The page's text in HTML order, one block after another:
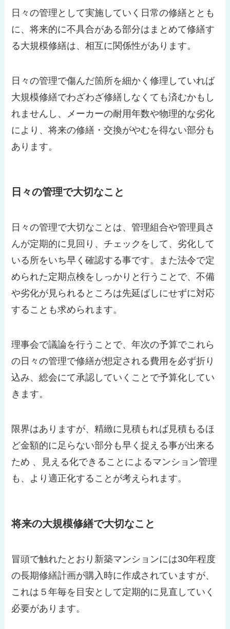
日々の管理として実施していく日常の修繕ととも
に、将来的に不具合がある部分はまとめて修繕す
る大規模修繕は、相互に関係性があります。
日々の管理で傷んだ箇所を細かく修理していれば
大規模修繕でわざわざ修繕しなくても済むかもし
れませんし、メーカーの耐用年数や物理的な劣化
により、将来の修繕・交換がやむを得ない部分も
あります。
日々の管理で大切なこと
日々の管理で大切なことは、管理組合や管理員さ
んが定期的に見回り、チェックをして、劣化して
いる所をいち早く確認する事です。また法令で定
められた定期点検をしっかりと行うことで、不備
や劣化が見られるところは先延ばしにせずに対応
することも求められます。
理事会で議論を行うことで、年次の予算でこれら
の日々の管理で修繕が想定される費用を必ず折り
込み、総会にて承認していくことで予算化してい
きます。
限界はありますが、精緻に見積もれば見積もるほ
ど金額的に足らない部分も早く捉える事が出来る
ため 、見える化できることによるマンション管理
も、より適正化することが考えられます。
将来の大規模修繕で大切なこと
冒頭で触れたとおり新築マンションには30年程度
の長期修繕計画が購入時に作成されていますが、
これは５年毎を目安として定期的に見直していく
必要があります。